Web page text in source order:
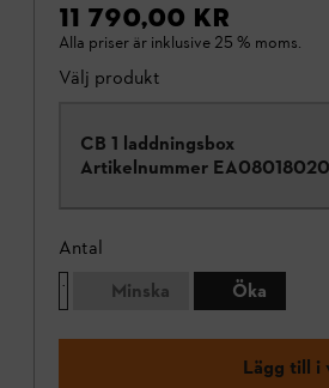
11 790,00 KR
Alla priser är inklusive 25 % moms.
Välj produkt
CB 1 laddningsbox
Artikelnummer
Antal
Minska
Öka
Lägg till i